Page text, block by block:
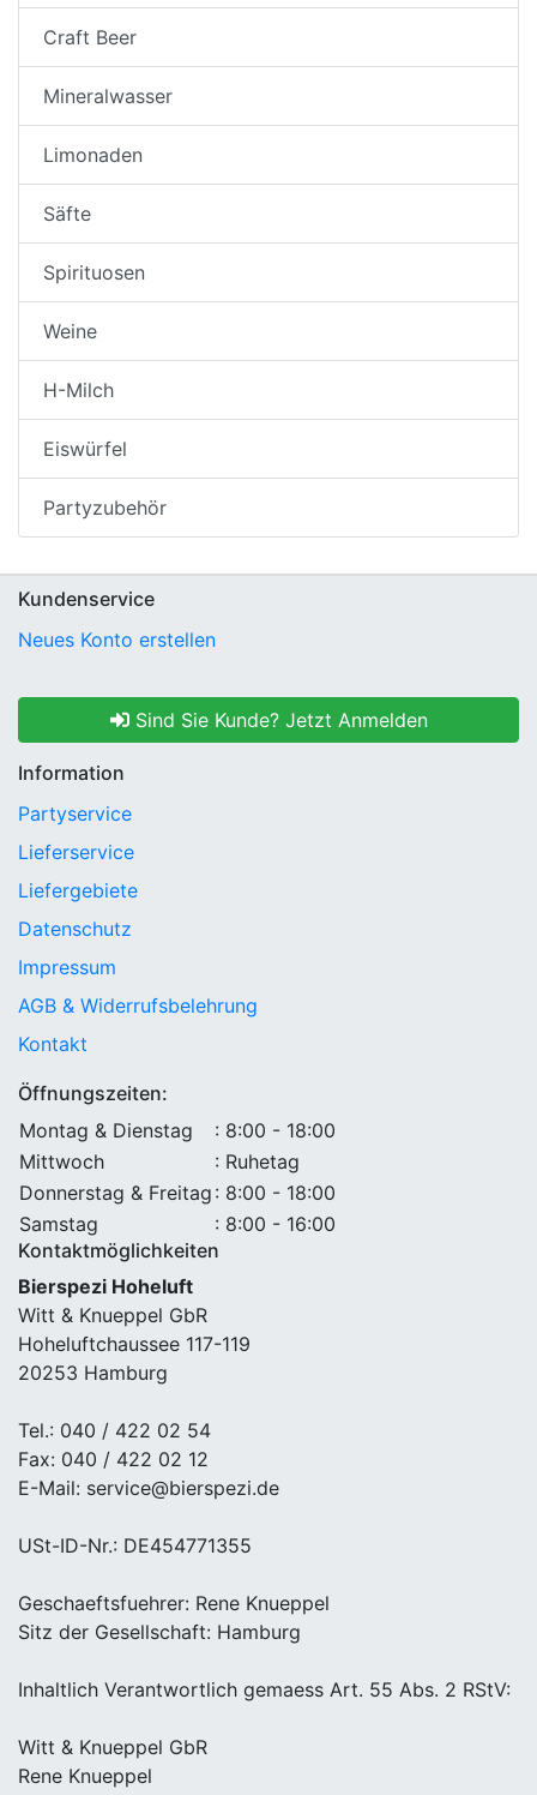
Craft Beer
Mineralwasser
Limonaden
Säfte
Spirituosen
Weine
H-Milch
Eiswürfel
Partyzubehör
Kundenservice
Neues Konto erstellen
Sind Sie Kunde? Jetzt Anmelden
Information
Partyservice
Lieferservice
Liefergebiete
Datenschutz
Impressum
AGB & Widerrufsbelehrung
Kontakt
Öffnungszeiten:
Montag & Dienstag
: 8:00 - 18:00
Mittwoch
: Ruhetag
Donnerstag & Freitag : 8:00 - 18:00
Samstag
: 8:00 - 16:00
Kontaktmöglichkeiten
Bierspezi Hoheluft
Witt & Knueppel GbR
Hoheluftchaussee 117-119
20253 Hamburg
Tel.: 040 / 422 02 54
Fax: 040 / 422 02 12
E-Mail: service@bierspezi.de
USt-ID-Nr.: DE454771355
Geschaeftsfuehrer: Rene Knueppel
Sitz der Gesellschaft: Hamburg
Inhaltlich Verantwortlich gemaess Art. 55 Abs. 2 RStV:
Witt & Knueppel GbR
Rene Knueppel